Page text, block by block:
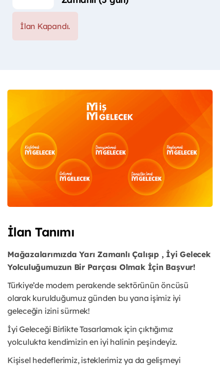
İlan Kapandı.
İlan Tanımı
Mağazalarımızda Yarı Zamanlı Çalışıp , İyi Gelecek
Yolculuğumuzun Bir Parçası Olmak İçin Başvur!
Türkiye’de modern perakende sektörünün öncüsü
olarak kurulduğumuz günden bu yana işimiz iyi
geleceğin izini sürmek!
İyi Geleceği Birlikte Tasarlamak için çıktığımız
yolculukta kendimizin en iyi halinin peşindeyiz.
Kişisel hedeflerimiz, isteklerimiz ya da gelişmeyi